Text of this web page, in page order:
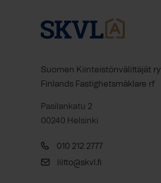
Suomen Kiinteistönvälittäjät ry
Finlands Fastighetsmäklare rf
Pasilankatu 2
00240 Helsinki
010 212 2777
liitto@skvl.fi